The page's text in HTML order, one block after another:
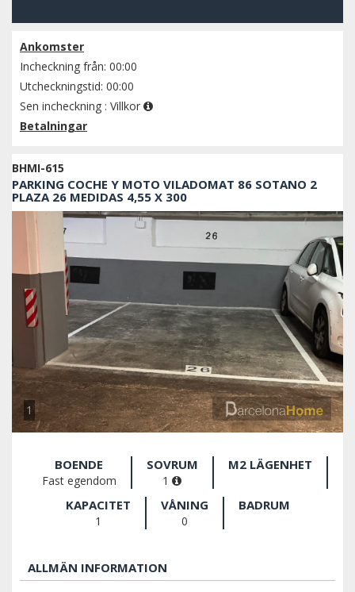
Ankomster
Incheckning från: 00:00
Utcheckningstid: 00:00
Sen incheckning : Villkor
Betalningar
BHMI-615
PARKING COCHE Y MOTO VILADOMAT 86 SOTANO 2
PLAZA 26 MEDIDAS 4,55 X 300
1
BOENDE
Fast egendom
SOVRUM
1
M2 LÄGENHET
KAPACITET
1
VÅNING
0
BADRUM
ALLMÄN INFORMATION